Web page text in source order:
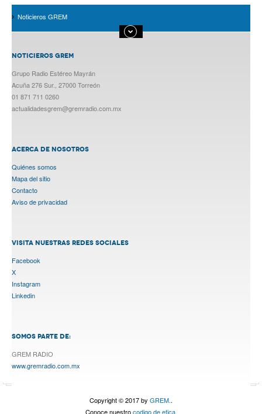
Noticieros GREM
NOTICIEROS GREM
Grupo Radio Estéreo Mayrán
Acuña 276 Sur., 27000 Torreón
01 871 711 0260
actualidadesgrem@gremradio.com.mx
ACERCA DE NOSOTROS
Quiénes somos
Mapa del sitio
Contacto
Aviso de privacidad
VISITA NUESTRAS REDES SOCIALES
Facebook
X
Instagram
Linkedin
SOMOS PARTE DE:
GREM RADIO
www.gremradio.com.mx
Copyright © 2017 by GREM..
Conoce nuestrocodigo de etica.